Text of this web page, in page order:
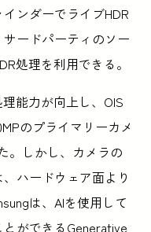
ンダーでライブHDR
ードパーティのソー
処理を利用できる。
能力が向上し、OIS
のプライマリーカメ
。しかし、カメラの
ハードウェア面より
は、AIを使用して
ができるGenerative